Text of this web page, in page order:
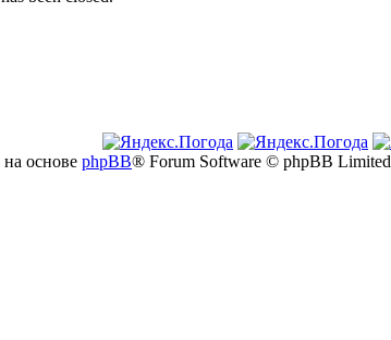
основе phpBB® Forum Software © phpBB Limited